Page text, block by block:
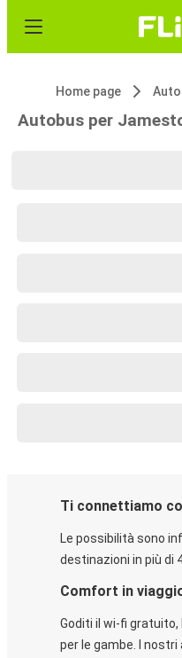
Home page
Autobus per
Ti connettiamo
Le possibilità sono
destinazioni in più di
Comfort in
Goditi il wi-fi
per le gambe. I